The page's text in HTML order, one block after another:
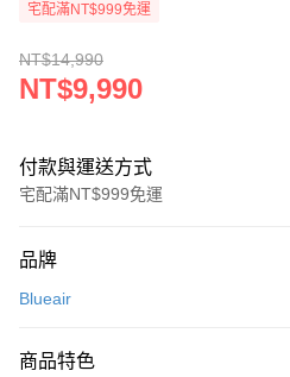
宅配滿NT$999免運
NT$14,990
NT$9,990
付款與運送方式
宅配滿NT$999免運
信用卡一次付款
3 期 0 利率 每期
品牌
Blueair
商品特色